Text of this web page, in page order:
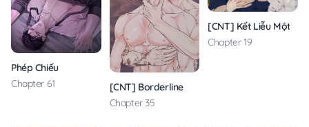
Phép Chiếu
Chapter 61
[CNT] Borderline
Chapter 35
[CNT] Kết Liễu Một Vị
Chapter 19